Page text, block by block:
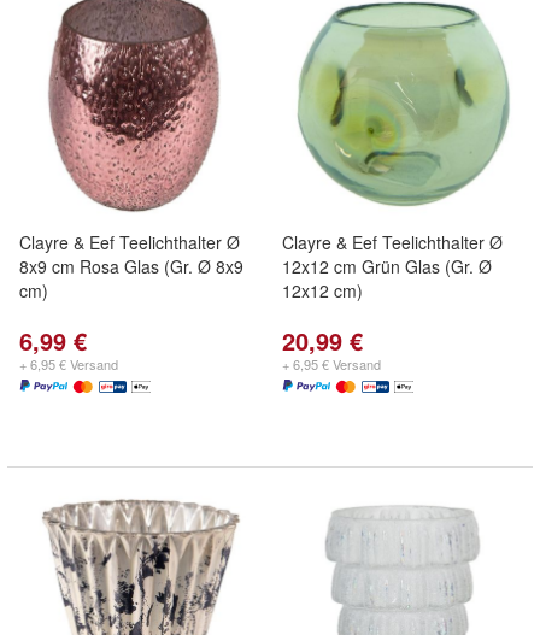
Clayre & Eef Teelichthalter Ø
8x9 cm Rosa Glas (Gr. Ø 8x9
cm)
6,99 €
+ 6,95 € Versand
Clayre & Eef Teelichthalter Ø
12x12 cm Grün Glas (Gr. Ø
12x12 cm)
20,99 €
+ 6,95 € Versand